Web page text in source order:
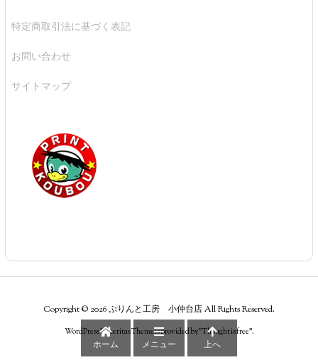
特定商取引法に基づく表記
お問い合わせ
サイトマップ
Copyright © 2026ぷりんと工房 小仲台店All Rights Reserved.
WordPress Luxeritas Theme is provided by "Thought is free".
ホーム メニュー 上へ